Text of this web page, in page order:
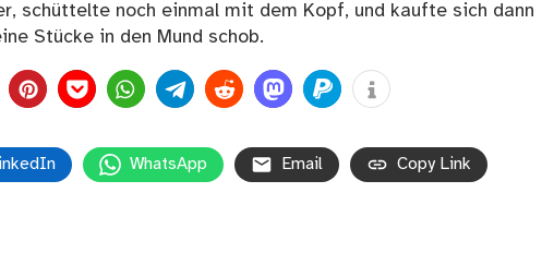
schüttelte noch einmal mit dem Kopf, und kaufte sich dann
Stücke in den Mund schob.
0
WhatsApp Email Copy Link